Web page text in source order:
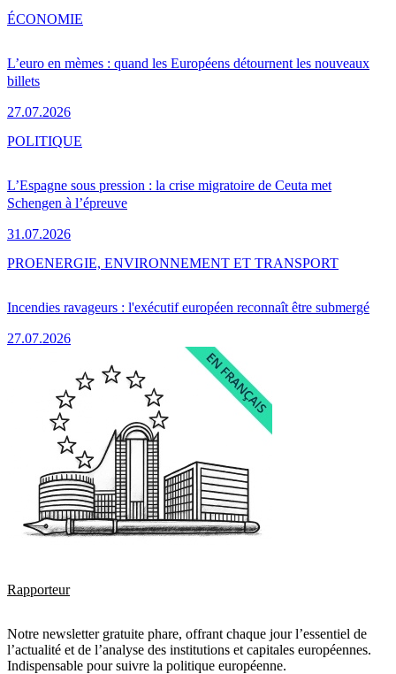
L’euro en mèmes : quand les Européens détournent les nouveaux
billets
27.07.2026
ÉCONOMIE
L’Espagne sous pression : la crise migratoire de Ceuta met
Schengen à l’épreuve
31.07.2026
POLITIQUE
Incendies ravageurs : l'exécutif européen reconnaît être submergé
27.07.2026
PROENERGIE, ENVIRONNEMENT ET TRANSPORT
Rapporteur
Notre newsletter gratuite phare, offrant chaque jour l’essentiel de
l’actualité et de l’analyse des institutions et capitales européennes.
Indispensable pour suivre la politique européenne.